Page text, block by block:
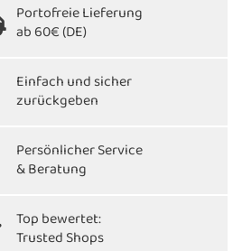
Portofreie Lieferung
ab 60€ (DE)
Einfach und sicher
zurückgeben
Persönlicher Service
& Beratung
Top bewertet:
Trusted Shops